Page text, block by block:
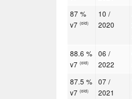
87 %
v7(old)
10 /
2020
88.6 %
v7(old)
06 /
2022
87.5 %
v7(old)
07 /
2021